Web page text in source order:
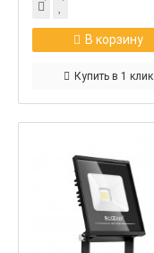
В корзину
Купить в 1 клик